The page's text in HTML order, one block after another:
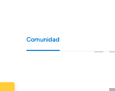
Comunidad